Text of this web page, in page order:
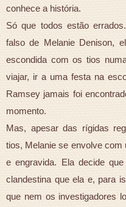
conhece a história.
Só que todos estão
falso de Melanie Denison,
escondida com os tios
viajar, ir a uma festa na
Ramsey jamais foi
momento.
Mas, apesar das rígidas
tios, Melanie se envolve
e engravida. Ela decide
clandestina que ela e, para
que nem os investigadores